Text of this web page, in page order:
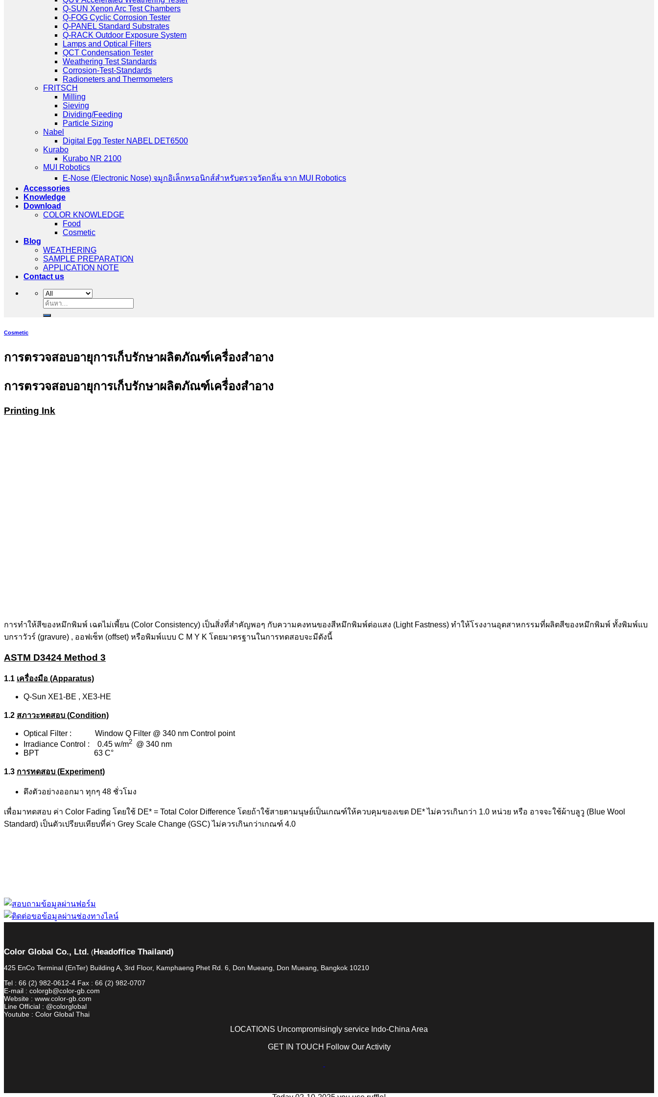
Q-SUN Xenon Arc Test Chambers
Q-FOG Cyclic Corrosion Tester
Q-PANEL Standard Substrates
Q-RACK Outdoor Exposure System
Lamps and Optical Filters
QCT Condensation Tester
Weathering Test Standards
Corrosion-Test-Standards
Radioneters and Thermometers
FRITSCH
Milling
Sieving
Dividing/Feeding
Particle Sizing
Nabel
Digital Egg Tester NABEL DET6500
Kurabo
Kurabo NR 2100
MUI Robotics
E‑Nose (Electronic Nose) จมูกอิเล็กทรอนิกส์สำหรับตรวจวัดกลิ่น จาก MUI Robotics
Accessories
Knowledge
Download
COLOR KNOWLEDGE
Food
Cosmetic
Blog
WEATHERING
SAMPLE PREPARATION
APPLICATION NOTE
Contact us
ค้นหา:
Cosmetic
การตรวจสอบอายุการเก็บรักษาผลิตภัณฑ์เครื่องสำอาง
การตรวจสอบอายุการเก็บรักษาผลิตภัณฑ์เครื่องสำอาง
Printing Ink
การทำให้สีของหมึกพิมพ์ เฉดไม่เพี้ยน (Color Consistency) เป็นสิ่งที่สำคัญพอๆ กับความคงทนของสีหมึกพิมพ์ต่อแสง (Light Fastness) ทำให้โรงงานอุตสาหกรรมที่ผลิตสีของหมึกพิมพ์ ทั้งพิมพ์แบ
บกราวัวร์ (gravure) , ออฟเซ็ท (offset) หรือพิมพ์แบบ C M Y K โดยมาตรฐานในการทดสอบจะมีดังนี้
ASTM D3424 Method 3
1.1 เครื่องมือ (Apparatus)
Q-Sun XE1-BE , XE3-HE
1.2 สภาวะทดสอบ (Condition)
Optical Filter : Window Q Filter @ 340 nm Control point
Irradiance Control : 0.45 w/m2 @ 340 nm
BPT 63 C°
1.3 การทดสอบ (Experiment)
ดึงตัวอย่างออกมา ทุกๆ 48 ชั่วโมง
เพื่อมาทดสอบ ค่า Color Fading โดยใช้ DE* = Total Color Difference โดยถ้าใช้สายตามนุษย์เป็นเกณฑ์ให้ควบคุมของเขต DE* ไม่ควรเกินกว่า 1.0 หน่วย หรือ อาจจะใช้ผ้าบลูวู (Blue Wool
Standard) เป็นตัวเปรียบเทียบที่ค่า Grey Scale Change (GSC) ไม่ควรเกินกว่าเกณฑ์ 4.0
Color Global Co., Ltd. (Headoffice Thailand)
425 EnCo Terminal (EnTer) Building A, 3rd Floor, Kamphaeng Phet Rd. 6, Don Mueang, Don Mueang, Bangkok 10210
Tel : 66 (2) 982-0612-4 Fax : 66 (2) 982-0707
E-mail : colorgb@color-gb.com
Website : www.color-gb.com
Line Official : @colorglobal
Youtube : Color Global Thai
LOCATIONS Uncompromisingly service Indo-China Area
GET IN TOUCH Follow Our Activity